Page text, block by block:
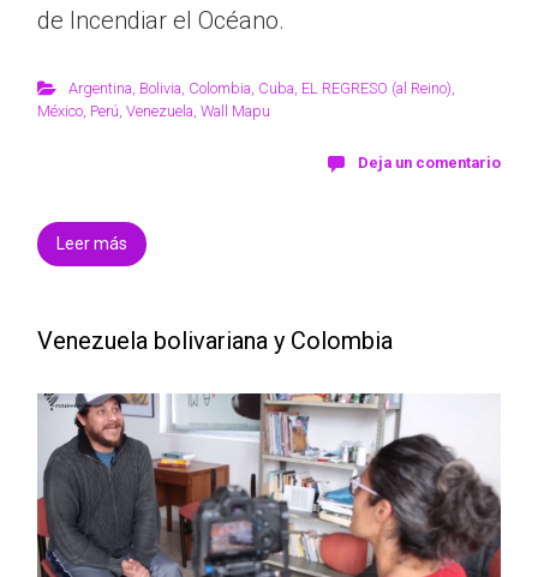
de Incendiar el Océano.
Argentina Bolivia Colombia Cuba EL REGRESO (al Reino)
México Perú Venezuela Wall Mapu
Deja un comentario
Leer más
Venezuela bolivariana y Colombia